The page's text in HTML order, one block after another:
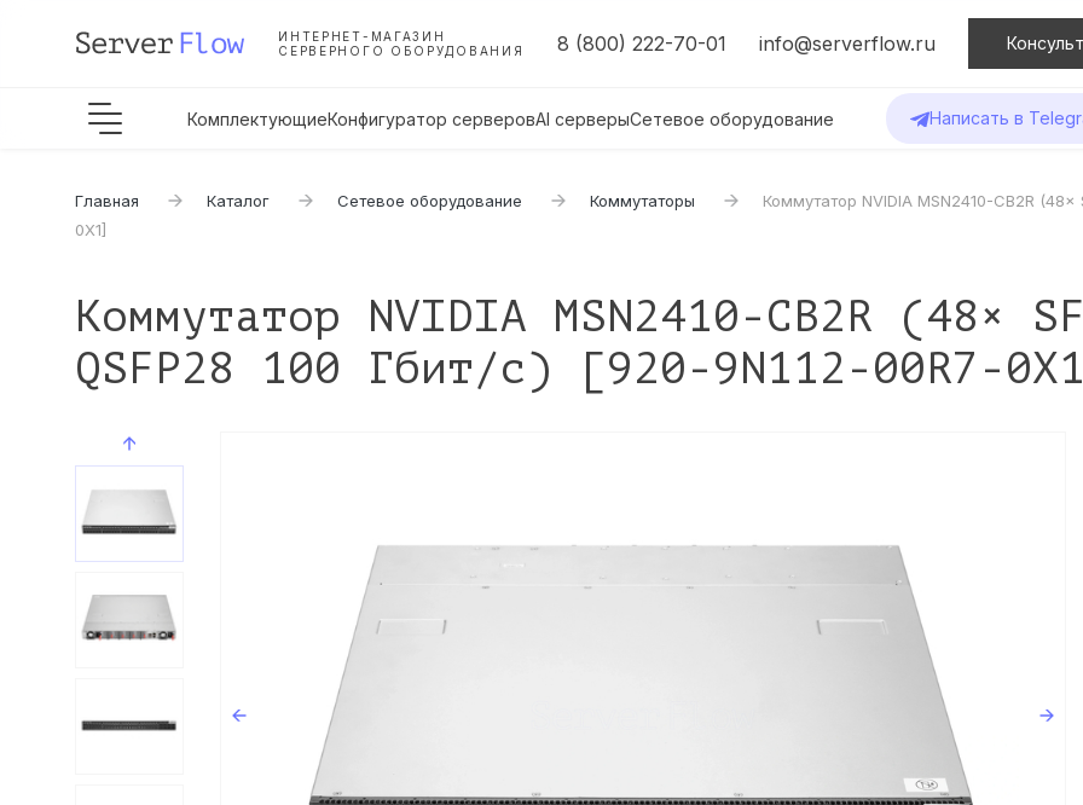
ИНТЕРНЕТ-МАГАЗИН
СЕРВЕРНОГО ОБОРУДОВАНИЯ
8 (800) 222-70-01 info@serverflow.ru
КомплектующиеКонфигуратор серверовAI серверыСетевое оборудование Написать в
Главная Каталог Сетевое оборудование Коммутаторы
Коммутатор NVIDIA MSN2410-CB2R
0X1]
Коммутатор NVIDIA MSN2410-CB2R (48×
QSFP28 100 Гбит/с) [920-9N112-00R7-